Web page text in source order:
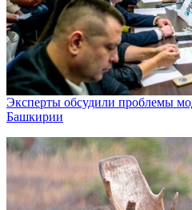
Эксперты обсудили проблемы
Башкирии